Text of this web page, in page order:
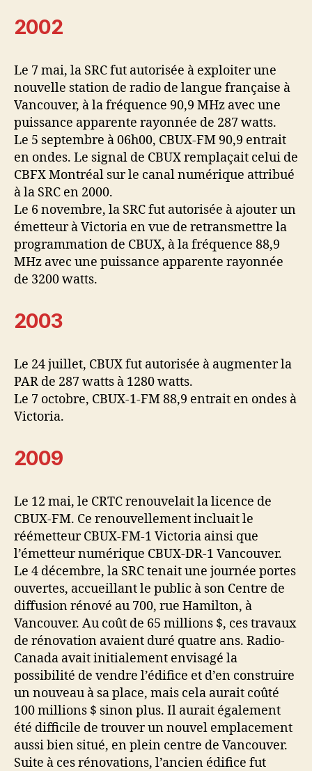
2002
Le 7 mai, la SRC fut autorisée à exploiter une
nouvelle station de radio de langue française à
Vancouver, à la fréquence 90,9 MHz avec une
puissance apparente rayonnée de 287 watts.
Le 5 septembre à 06h00, CBUX-FM 90,9 entrait
en ondes. Le signal de CBUX remplaçait celui de
CBFX Montréal sur le canal numérique attribué
à la SRC en 2000.
Le 6 novembre, la SRC fut autorisée à ajouter un
émetteur à Victoria en vue de retransmettre la
programmation de CBUX, à la fréquence 88,9
MHz avec une puissance apparente rayonnée
de 3200 watts.
2003
Le 24 juillet, CBUX fut autorisée à augmenter la
PAR de 287 watts à 1280 watts.
Le 7 octobre, CBUX-1-FM 88,9 entrait en ondes à
Victoria.
2009
Le 12 mai, le CRTC renouvelait la licence de
CBUX-FM. Ce renouvellement incluait le
réémetteur CBUX-FM-1 Victoria ainsi que
l’émetteur numérique CBUX-DR-1 Vancouver.
Le 4 décembre, la SRC tenait une journée portes
ouvertes, accueillant le public à son Centre de
diffusion rénové au 700, rue Hamilton, à
Vancouver. Au coût de 65 millions $, ces travaux
de rénovation avaient duré quatre ans. Radio-
Canada avait initialement envisagé la
possibilité de vendre l’édifice et d’en construire
un nouveau à sa place, mais cela aurait coûté
100 millions $ sinon plus. Il aurait également
été difficile de trouver un nouvel emplacement
aussi bien situé, en plein centre de Vancouver.
Suite à ces rénovations, l’ancien édifice fut